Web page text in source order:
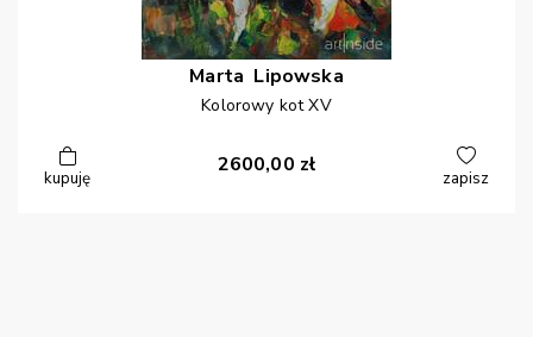
Marta Lipowska
Kolorowy kot XV
kupuję
2600,00 zł
zapisz